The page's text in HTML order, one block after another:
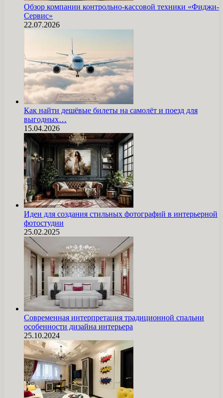
Обзор компании контрольно-кассовой техники «Фиджи-
Сервис»
22.07.2026
Как найти дешёвые билеты на самолёт и поезд для
выгодных…
15.04.2026
Идеи для создания стильных фотографий в интерьерной
фотостудии
25.02.2025
Современная интерпретация традиционной спальни
особенности дизайна интерьера
25.10.2024